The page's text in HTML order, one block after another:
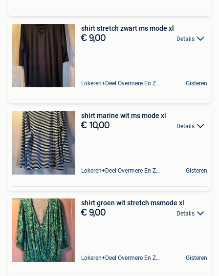
shirt stretch zwart ms mode xl
€ 9,00 Details
Lokeren+Deel Overmere En Zele Gisteren
shirt marine wit ms mode xl
€ 10,00 Details
Lokeren+Deel Overmere En Zele Gisteren
shirt groen wit stretch msmode xl
€ 9,00 Details
Lokeren+Deel Overmere En Zele Gisteren